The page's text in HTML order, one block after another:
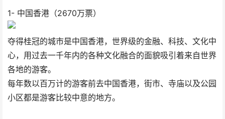
1- 中国香港（2670万票）
夺得桂冠的城市是中国香港，世界级的金融、科技、文化中
心，用过去一千年内的各种文化融合的面貌吸引着来自世界
各地的游客。
每年数以百万计的游客前去中国香港，街市、寺庙以及公园
小区都是游客比较中意的地方。